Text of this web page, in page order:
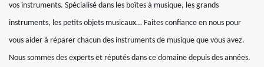
vos instruments. Spécialisé dans les boîtes à musique, les grands
instruments, les petits objets musicaux… Faites confiance en nous pour
vous aider à réparer chacun des instruments de musique que vous avez.
Nous sommes des experts et réputés dans ce domaine depuis des années.